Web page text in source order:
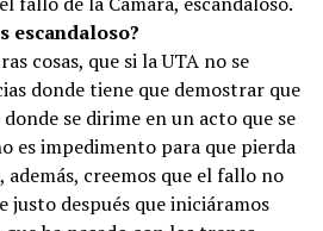
escandaloso?
cosas, que si la UTA no se
donde tiene que demostrar que
se dirime en un acto que se
es impedimento para que pierda
creemos que el fallo no
justo después que iniciáramos